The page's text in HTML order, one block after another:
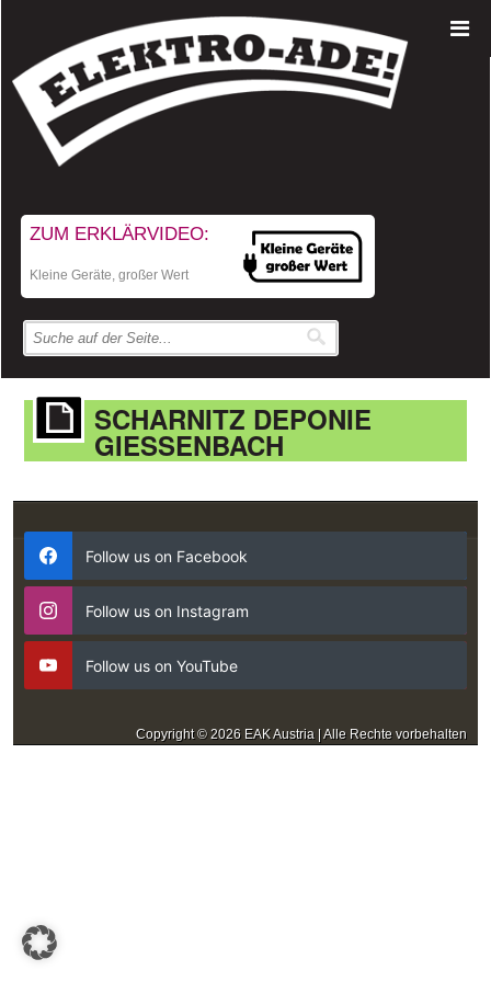
ZUM ERKLÄRVIDEO:
Kleine Geräte, großer Wert
SCHARNITZ DEPONIE
GIESSENBACH
Follow us on Facebook
Follow us on Instagram
Follow us on YouTube
Copyright © 2026 EAK Austria | Alle Rechte vorbehalten